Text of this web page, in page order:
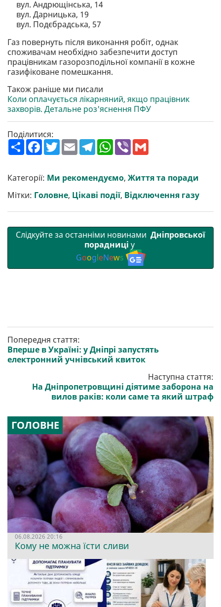
вул. Андрющінська, 14
вул. Дарницька, 19
вул. Подєбрадська, 57
Газ повернуть після виконання робіт, однак
споживачам необхідно забезпечити доступ
працівникам газорозподільної компанії в кожне
газифіковане помешкання.
Також раніше ми писали
Коли оплачується лікарняний, якщо працівник
захворів. Детальне роз'яснення ПФУ
Поділитися:
П
о
р
и
т
и
F
a
b
o
o
k
T
w
e
r
E
m
l
T
e
g
r
a
m
W
h
s
A
p
p
V
r l
Категорії: Ми рекомендуємо, Життя та поради
Мітки: Головне, Цікаві події, Відключення газу
Слідкуйте за останніми новинами Дніпровської
порадниці у
GoogleNews
Попередня стаття:
Вперше в Україні: у Дніпрі запустять
електронний учнівський квиток
Наступна стаття:
На Дніпропетровщині діятиме заборона на
вилов раків: коли саме та який штраф
ГОЛОВНЕ
06.08.2026 20:16
Кому не можна їсти сливи